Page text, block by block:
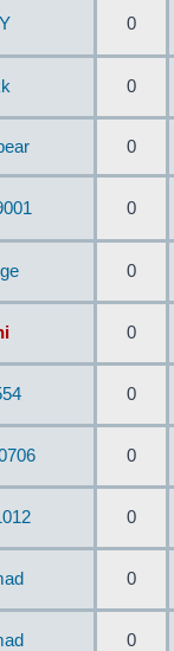
0
0
0
0
0
0
0
0
0
0
0